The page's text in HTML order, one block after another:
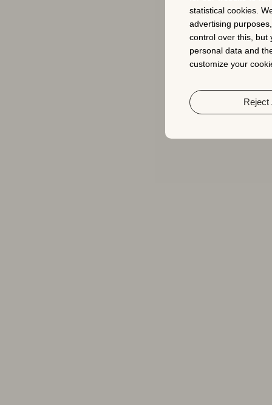
statistical cookies.
advertising
control over this, but
personal data and
customize your
Reject